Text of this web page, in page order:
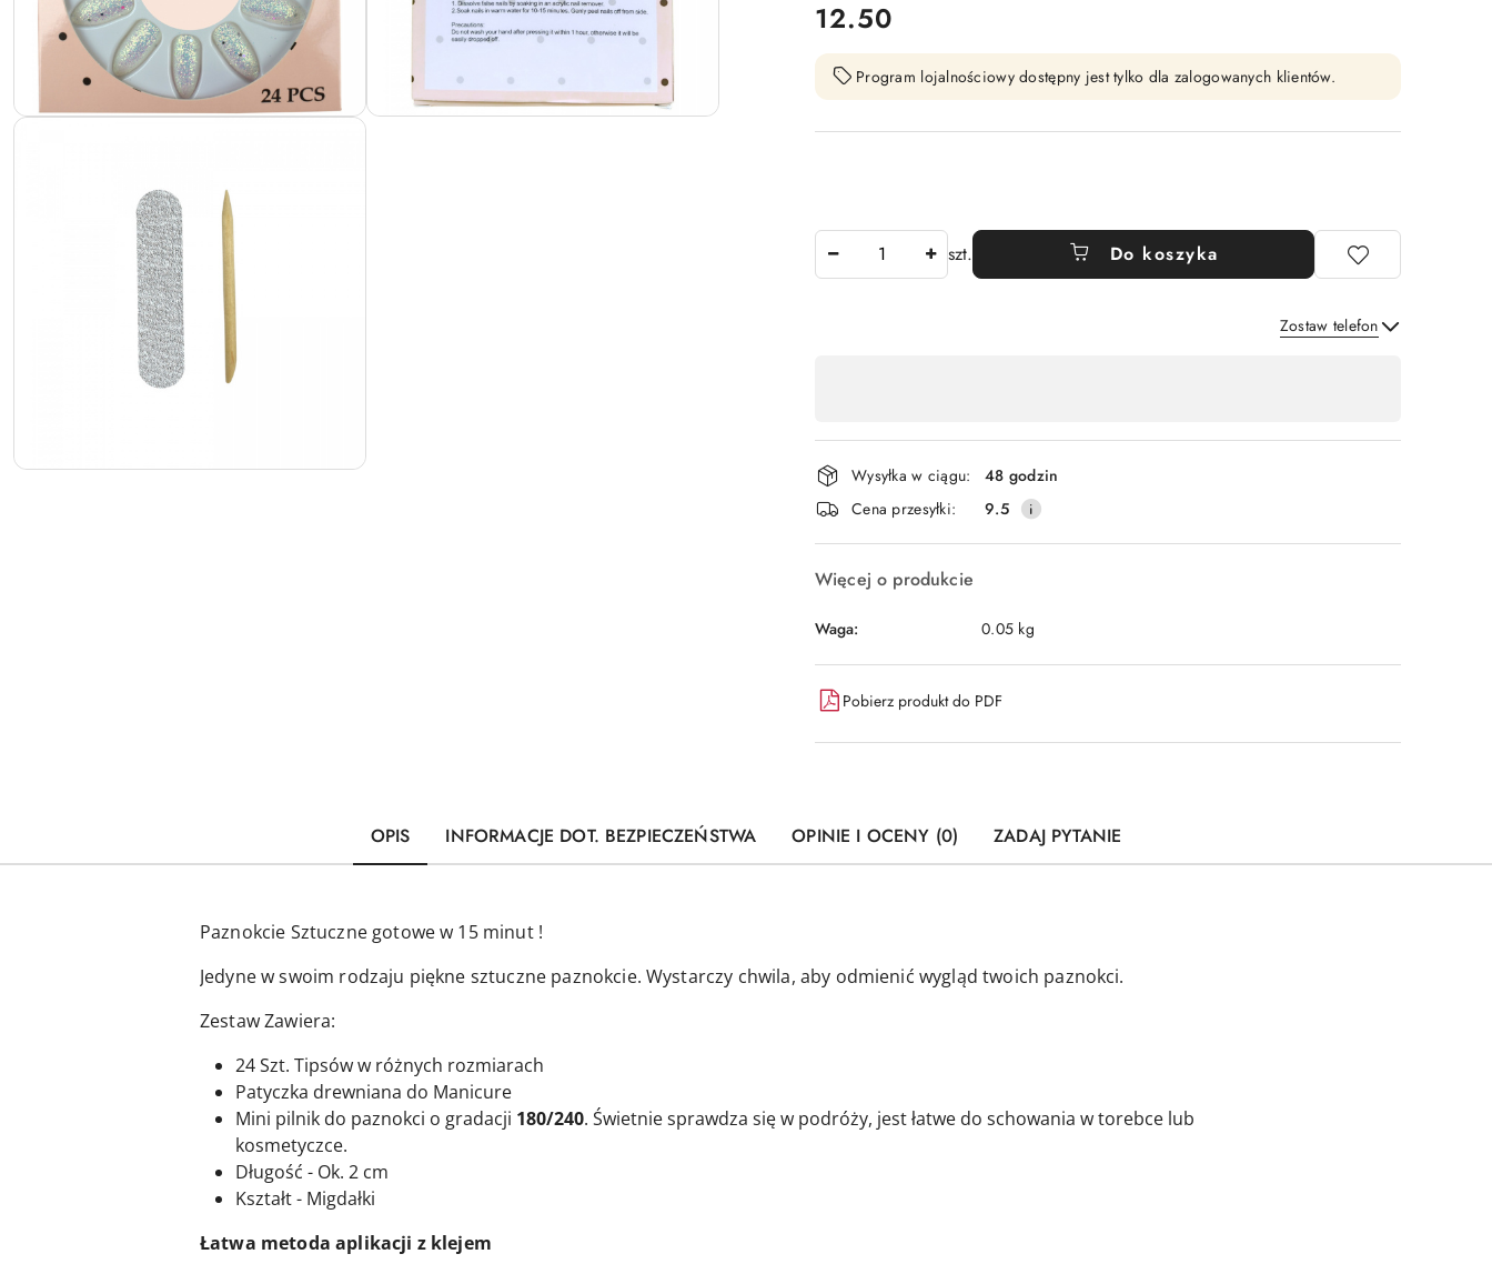
cena:
12.50
Program lojalnościowy dostępny jest tylko dla zalogowanych klientów.
szt. Do koszyka
Zostaw telefon
płatność
i
dostawa
Wysyłka w ciągu:
48 godzin
Cena przesyłki:
9.5
Więcej o produkcie
Waga: 0.05 kg
Pobierz produkt do PDF
OPIS INFORMACJE DOT. BEZPIECZEŃSTWA OPINIE I OCENY (0) ZADAJ PYTANIE
Paznokcie Sztuczne gotowe w 15 minut !
Jedyne w swoim rodzaju piękne sztuczne paznokcie. Wystarczy chwila, aby odmienić wygląd twoich paznokci.
Zestaw Zawiera:
24 Szt. Tipsów w różnych rozmiarach
Patyczka drewniana do Manicure
Mini pilnik do paznokci o gradacji 180/240. Świetnie sprawdza się w podróży, jest łatwe do schowania w torebce lub
kosmetyczce.
Długość - Ok. 2 cm
Kształt - Migdałki
Łatwa metoda aplikacji z klejem